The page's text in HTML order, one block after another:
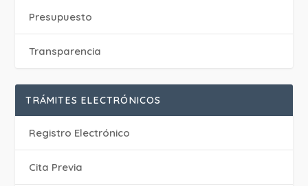
Presupuesto
Transparencia
TRÁMITES ELECTRÓNICOS
Registro Electrónico
Cita Previa